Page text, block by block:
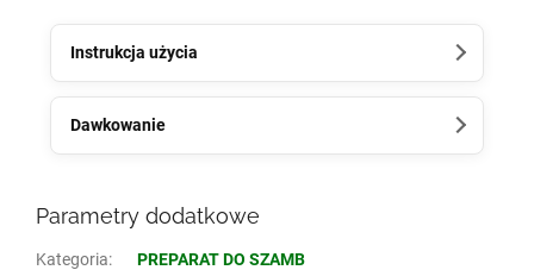
Instrukcja użycia
Dawkowanie
Parametry dodatkowe
Kategoria:
PREPARAT DO SZAMB